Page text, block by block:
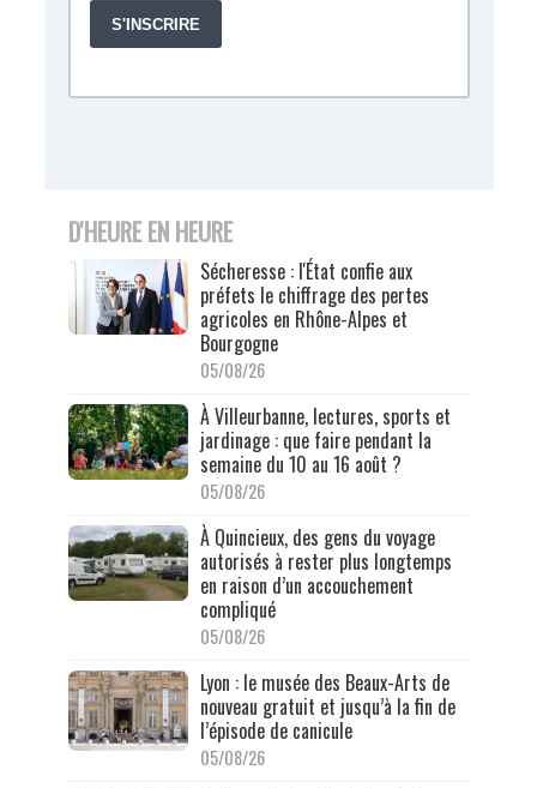
D'HEURE EN HEURE
Sécheresse : l'État confie aux
préfets le chiffrage des pertes
agricoles en Rhône-Alpes et
Bourgogne
05/08/26
À Villeurbanne, lectures, sports et
jardinage : que faire pendant la
semaine du 10 au 16 août ?
05/08/26
À Quincieux, des gens du voyage
autorisés à rester plus longtemps
en raison d’un accouchement
compliqué
05/08/26
Lyon : le musée des Beaux-Arts de
nouveau gratuit et jusqu’à la fin de
l’épisode de canicule
05/08/26